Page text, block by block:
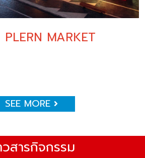
PLERN MARKET
SEE MORE
วสารกิจกรรม